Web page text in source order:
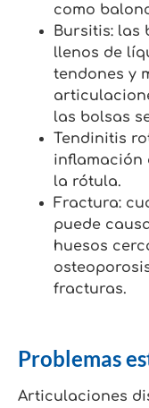
como
Bursitis: las
llenos de
tendones y
las bolsas
Tendinitis
inflamación
la rótula.
Fractura:
puede
huesos
fracturas.
Problemas
Articulaciones